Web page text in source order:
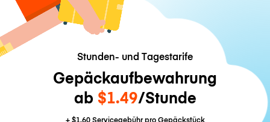
Stunden- und Tagestarife
Gepäckaufbewahrung
ab $1.49/Stunde
+$1.60Servicegebühr pro Gepäckstück